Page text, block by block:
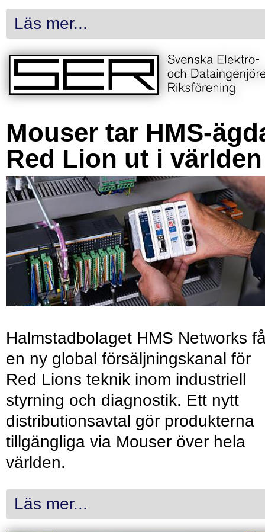
Läs mer...
Mouser tar HMS-
Red Lion ut i världen
Halmstadbolaget HMS Networks
en ny global försäljningskanal för
Red Lions teknik inom industriell
styrning och diagnostik. Ett nytt
distributionsavtal gör produkterna
tillgängliga via Mouser över hela
världen.
Läs mer...